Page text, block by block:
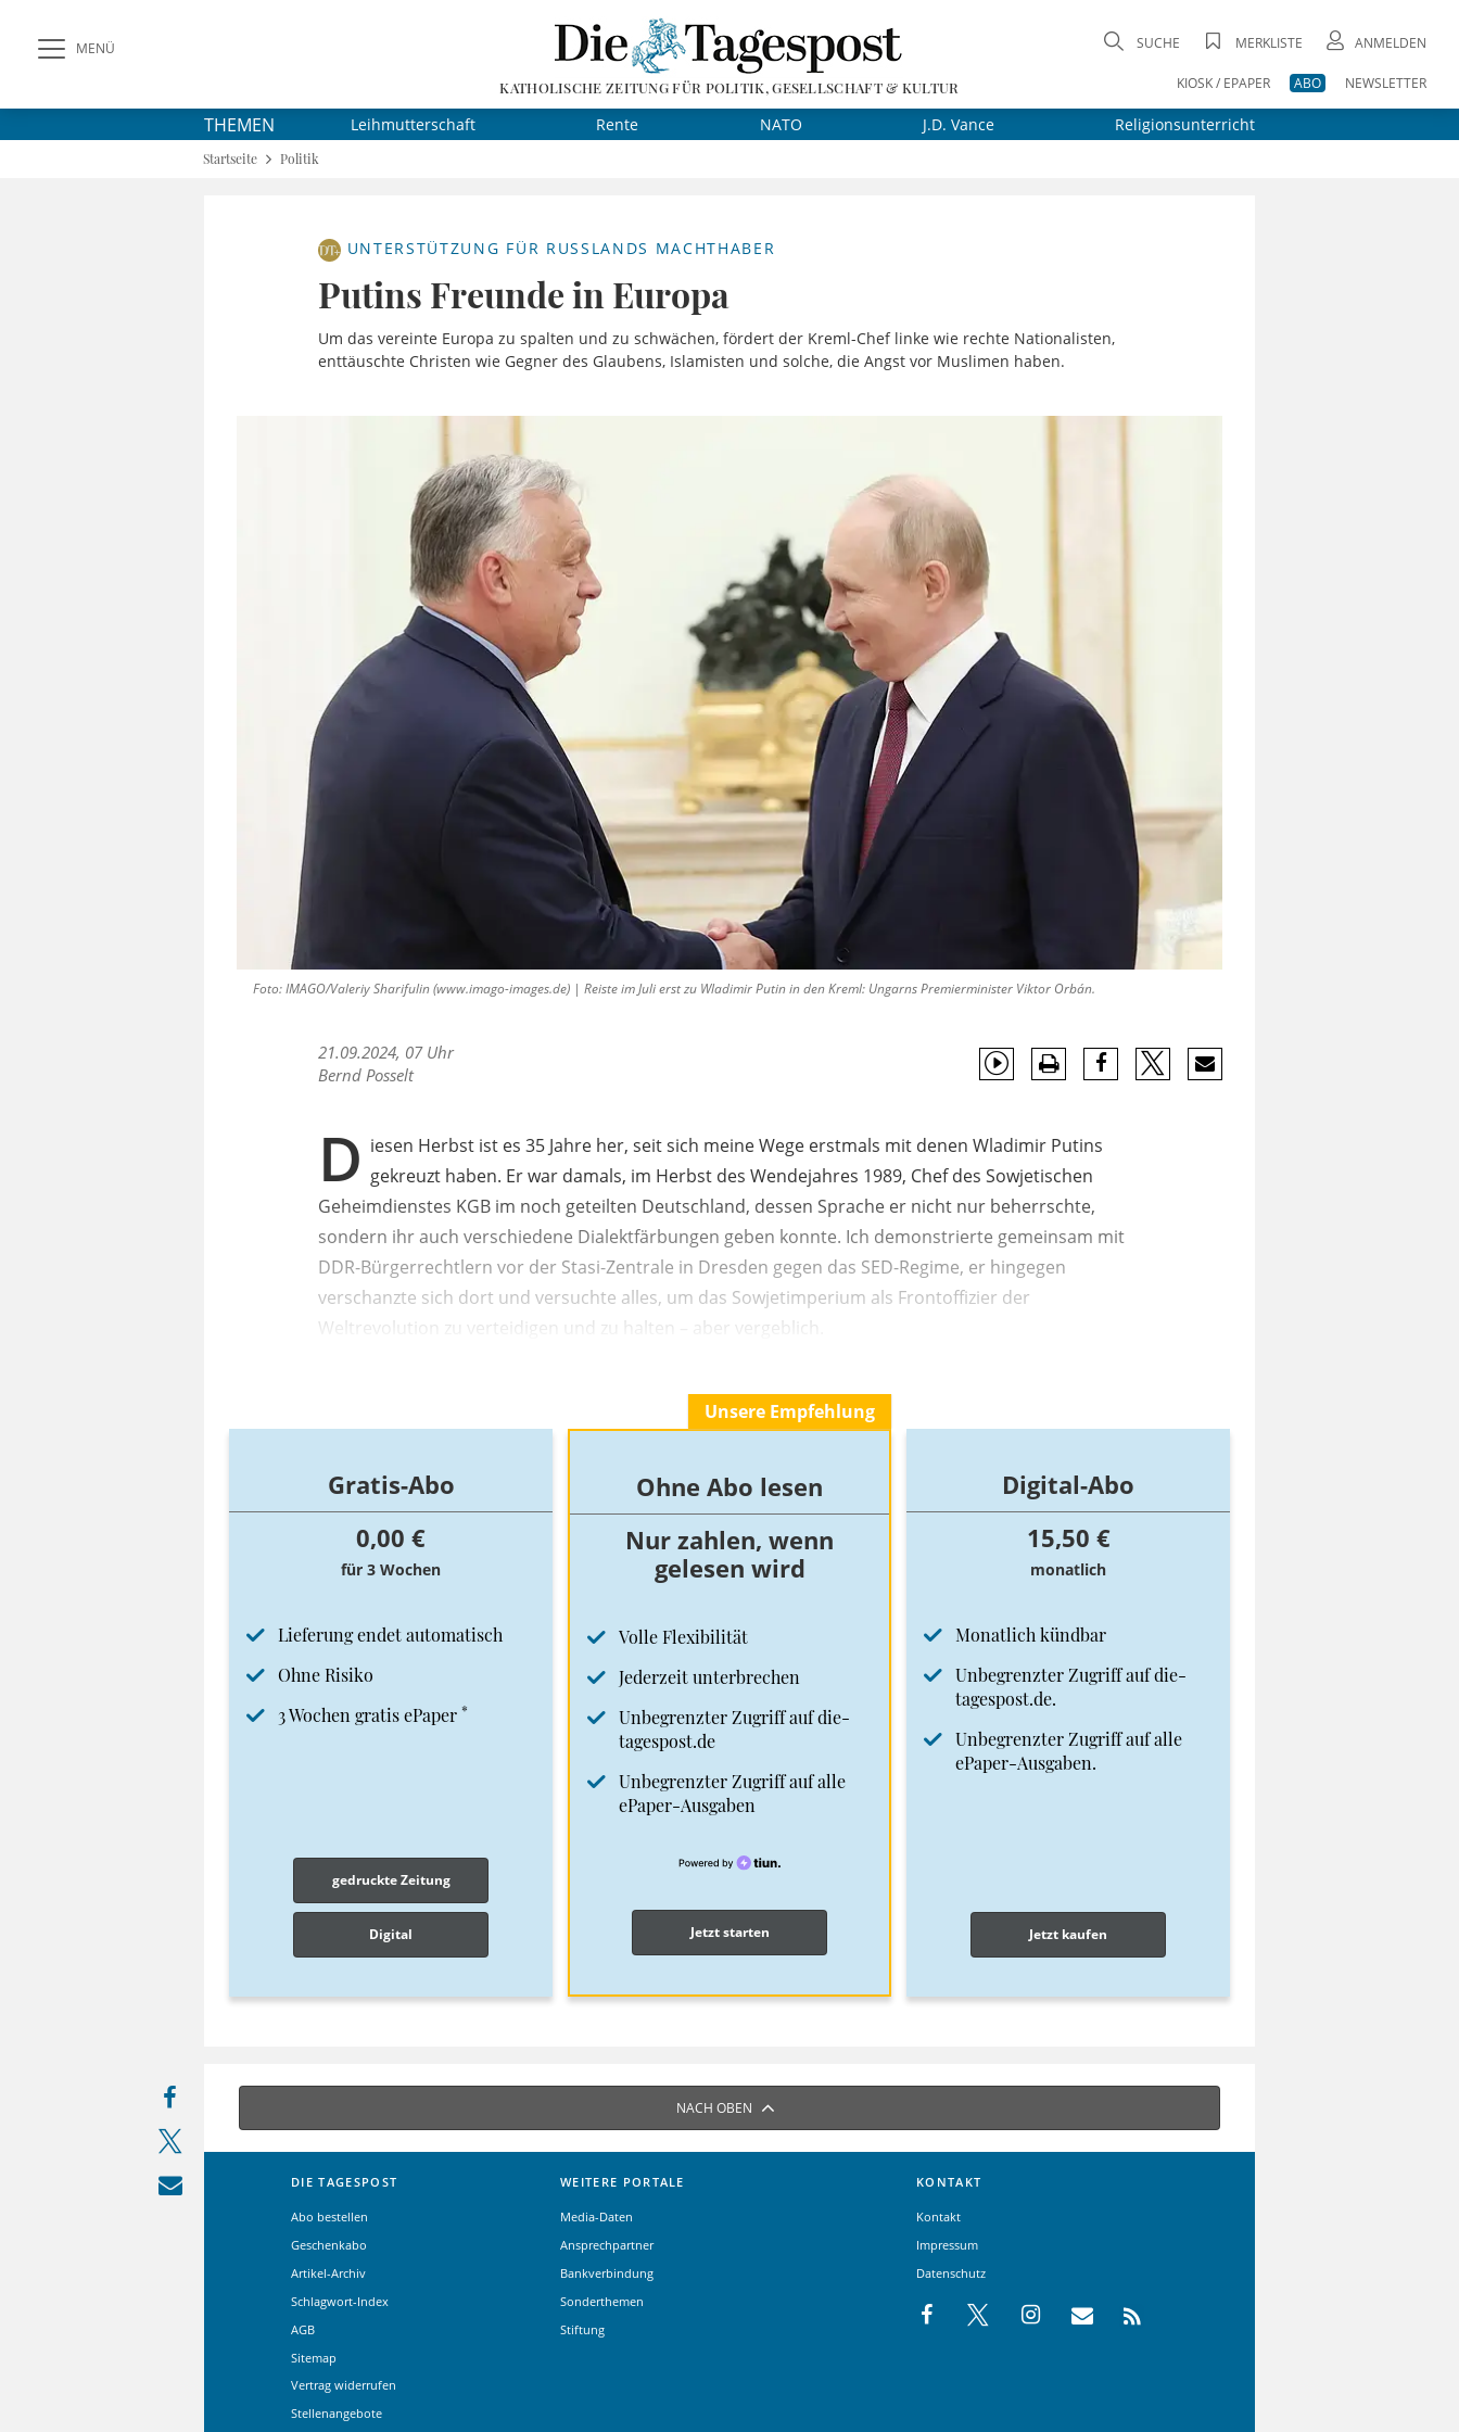
MENÜ
KATHOLISCHE ZEITUNG FÜR POLITIK, GESELLSCHAFT & KULTUR
SUCHE MERKLISTE ANMELDEN
KIOSK / EPAPER ABO NEWSLETTER
THEMEN Leihmutterschaft Rente NATO J.D. Vance Religionsunterricht
Startseite Politik
UNTERSTÜTZUNG FÜR RUSSLANDS MACHTHABER
Putins Freunde in Europa
Um das vereinte Europa zu spalten und zu schwächen, fördert der Kreml-Chef linke wie rechte Nationalisten,
enttäuschte Christen wie Gegner des Glaubens, Islamisten und solche, die Angst vor Muslimen haben.
Foto: IMAGO/Valeriy Sharifulin (www.imago-images.de) | Reiste im Juli erst zu Wladimir Putin in den Kreml: Ungarns Premierminister Viktor Orbán.
21.09.2024, 07 Uhr
Bernd Posselt
D iesen Herbst ist es 35 Jahre her, seit sich meine Wege erstmals mit denen Wladimir Putins
gekreuzt haben. Er war damals, im Herbst des Wendejahres 1989, Chef des Sowjetischen
Geheimdienstes KGB im noch geteilten Deutschland, dessen Sprache er nicht nur beherrschte,
sondern ihr auch verschiedene Dialektfärbungen geben konnte. Ich demonstrierte gemeinsam mit
DDR-Bürgerrechtlern vor der Stasi-Zentrale in Dresden gegen das SED-Regime, er hingegen
verschanzte sich dort und versuchte alles, um das Sowjetimperium als Frontoffizier der
Weltrevolution zu verteidigen und zu halten – aber vergeblich.
Gratis-Abo
0,00 €
für 3 Wochen
Lieferung endet automatisch
Ohne Risiko
3 Wochen gratis ePaper *
gedruckte Zeitung
Digital
Unsere Empfehlung
Ohne Abo lesen
Nur zahlen, wenn
gelesen wird
Volle Flexibilität
Jederzeit unterbrechen
Unbegrenzter Zugriff auf die-
tagespost.de
Unbegrenzter Zugriff auf alle
ePaper-Ausgaben
Jetzt starten
Digital-Abo
15,50 €
monatlich
Monatlich kündbar
Unbegrenzter Zugriff auf die-
tagespost.de.
Unbegrenzter Zugriff auf alle
ePaper-Ausgaben.
Jetzt kaufen
NACH OBEN
DIE TAGESPOST
Abo bestellen
Geschenkabo
Artikel-Archiv
Schlagwort-Index
AGB
Sitemap
Vertrag widerrufen
Stellenangebote
WEITERE PORTALE
Media-Daten
Ansprechpartner
Bankverbindung
Sonderthemen
Stiftung
KONTAKT
Kontakt
Impressum
Datenschutz